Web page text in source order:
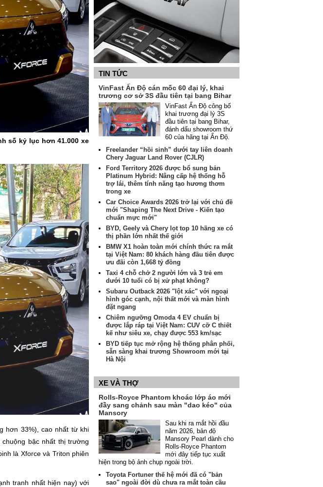
số kỷ lục hơn 41.000 xe
hơn 33%), cao nhất từ khi
bậc nhất thị trường
là Xforce và Triton phiên
tranh nhất hiện nay) với
TIN TỨC
VinFast Ấn Độ cán mốc 60 đại lý, khai
trương cơ sở 3S đầu tiên tại bang Bihar
VinFast Ấn Độ công bố
khai trương đại lý 3S
đầu tiên tại bang Bihar,
đánh dấu showroom thứ
60 của hãng tại Ấn Độ.
Freelander “hồi sinh” dưới tay liên doanh
Chery Jaguar Land Rover (CJLR)
Ford Territory 2026 được bổ sung bản
Platinum Hybrid: Nâng cấp hệ thống hỗ
trợ lái, thêm tính năng tạo hương thơm
trong xe
Car Choice Awards 2026 trở lại với chủ đề
mới "Shaping The Next Drive - Kiến tạo
chuẩn mực mới"
BYD, Geely và Chery lọt top 10 hãng xe có
thị phần lớn nhất thế giới
BMW X1 hoàn toàn mới chính thức ra mắt
tại Việt Nam: 80 khách hàng đầu tiên được
ưu đãi còn 1,668 tỷ đồng
Taxi 4 chỗ chở 2 người lớn và 3 trẻ em
dưới 10 tuổi có bị xử phạt không?
Subaru Outback 2026 "lột xác" với ngoại
hình góc cạnh, nội thất mới và màn hình
đặt ngang
Chiêm ngưỡng Omoda 4 EV chuẩn bị
được lắp ráp tại Việt Nam: CUV cỡ C thiết
kế như siêu xe, chạy được 553 km/sạc
BYD tiếp tục mở rộng hệ thống phân phối,
sẵn sàng khai trương Showroom mới tại
Hà Nội
XE VÀ THỢ
Rolls-Royce Phantom khoác lớp áo mới
đầy sang chảnh sau màn "dao kéo" của
Mansory
Sau khi ra mắt hồi đầu
năm 2026, bản độ
Mansory Pearl dành cho
Rolls-Royce Phantom
mới đây tiếp tục xuất
hiện trong bộ ảnh chụp ngoài trời.
Toyota Fortuner thế hệ mới đã có "bản
sao" ngoài đời dù chưa ra mắt toàn cầu